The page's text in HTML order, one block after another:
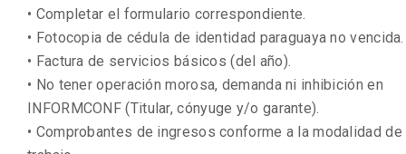
• Completar el formulario correspondiente.
• Fotocopia de cédula de identidad paraguaya no vencida.
• Factura de servicios básicos (del año).
• No tener operación morosa, demanda ni inhibición en
INFORMCONF (Titular, cónyuge y/o garante).
• Comprobantes de ingresos conforme a la modalidad de